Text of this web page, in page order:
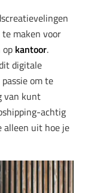
maken voor
kantoor.
digitale
om te
van kunt
achtig
alleen uit hoe je